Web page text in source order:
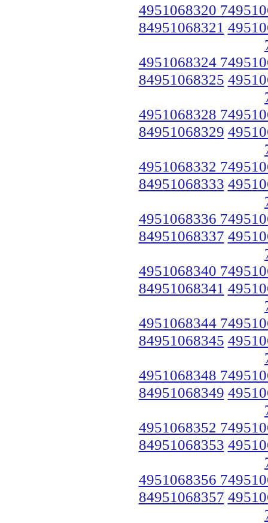
4951068320
84951068321
4951068324
84951068325
4951068328
84951068329
4951068332
84951068333
4951068336
84951068337
4951068340
84951068341
4951068344
84951068345
4951068348
84951068349
4951068352
84951068353
4951068356
84951068357